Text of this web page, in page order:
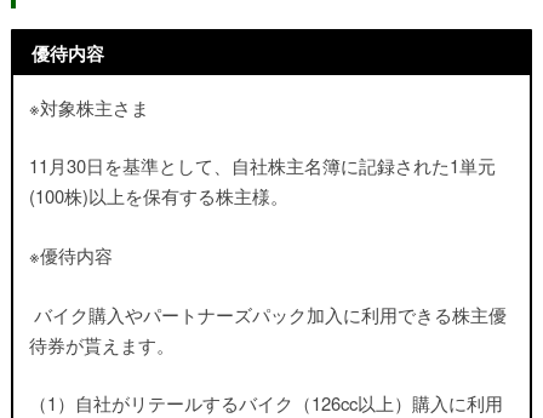
優待内容
※対象株主さま
11月30日を基準として、自社株主名簿に記録された1単元
(100株)以上を保有する株主様。
※優待内容
バイク購入やパートナーズパック加入に利用できる株主優
待券が貰えます。
（1）自社がリテールするバイク（126cc以上）購入に利用